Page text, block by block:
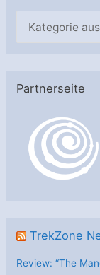
g
Partnerseite
TrekZone
Review: “The